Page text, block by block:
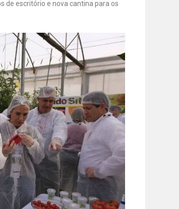
de escritório e nova cantina para os